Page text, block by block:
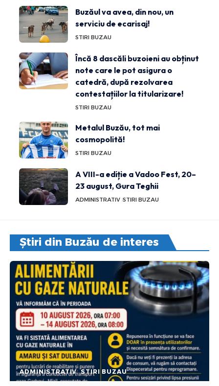
Buzăul va avea, din nou, un
serviciu de ecarisaj!
STIRI BUZAU
Încă 8 dascăli buzoieni au obținut
note care le pot asigura o
catedră, după rezolvarea
contestațiilor la titularizare!
STIRI BUZAU
Metalul Buzău, tot mai
cosmopolită!
STIRI BUZAU
A VIII-a ediție a Vadoo Fest, 20–
23 august, Gura Teghii
ADMINISTRATIV STIRI BUZAU
Știri din Buzău de interes
ADMINISTRATIV STIRI BUZAU